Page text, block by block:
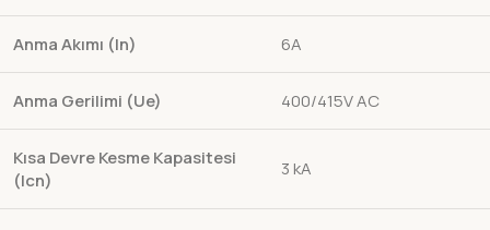
Anma Akımı (In) 6A
Anma Gerilimi (Ue) 400/415V AC
Kısa Devre Kesme Kapasitesi
(Icn)
3 kA